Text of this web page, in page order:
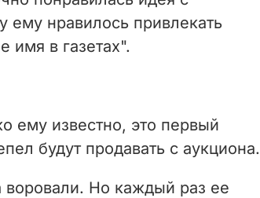
ему нравилось привлекать
имя в газетах".
ему известно, это первый
будут продавать с аукциона.
воровали. Но каждый раз ее